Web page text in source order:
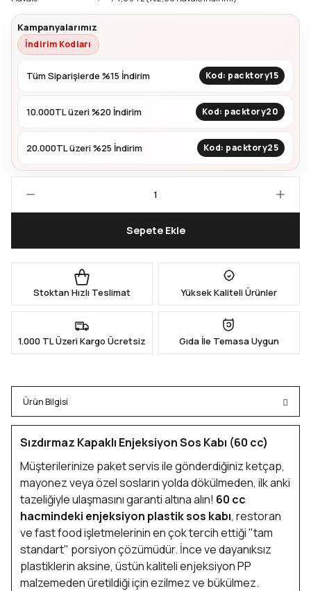
İçecek Doypack
Kampanyalarımız
İndirim Kodları
Tüm Siparişlerde %15 İndirim Kod: packtory15
10.000TL üzeri %20 İndirim Kod: packtory20
20.000TL üzeri %25 İndirim Kod: packtory25
Sepete Ekle
Stoktan Hızlı Teslimat Yüksek Kaliteli Ürünler
1.000 TL Üzeri Kargo Ücretsiz Gıda İle Temasa Uygun
Ürün Bilgisi
Sızdırmaz Kapaklı Enjeksiyon Sos Kabı (60 cc)
Müşterilerinize paket servis ile gönderdiğiniz ketçap,
mayonez veya özel sosların yolda dökülmeden, ilk anki
tazeliğiyle ulaşmasını garanti altına alın! 60 cc
hacmindeki enjeksiyon plastik sos kabı, restoran
ve fast food işletmelerinin en çok tercih ettiği "tam
standart" porsiyon çözümüdür. İnce ve dayanıksız
plastiklerin aksine, üstün kaliteli enjeksiyon PP
malzemeden üretildiği için ezilmez ve bükülmez.